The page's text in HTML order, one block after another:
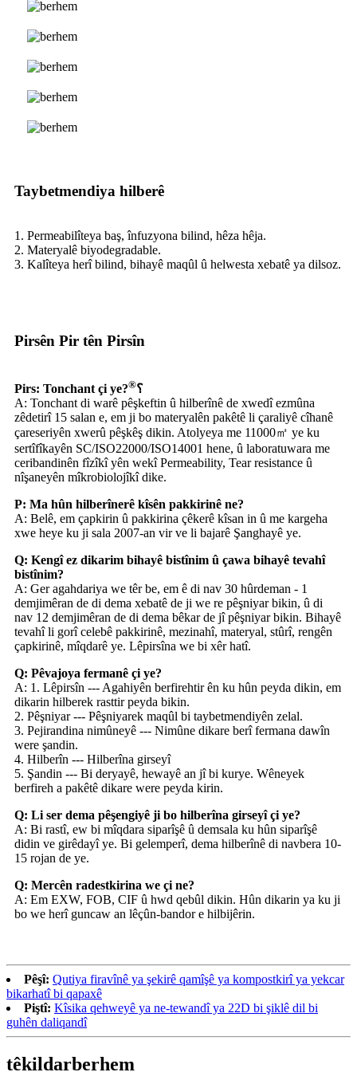
Taybetmendiya hilberê
1. Permeabilîteya baş, înfuzyona bilind, hêza hêja.
2. Materyalê biyodegradable.
3. Kalîteya herî bilind, bihayê maqûl û helwesta xebatê ya dilsoz.
Pirsên Pir tên Pirsîn
Pirs: Tonchant çi ye?®؟
A: Tonchant di warê pêşkeftin û hilberînê de xwedî ezmûna
zêdetirî 15 salan e, em ji bo materyalên pakêtê li çaraliyê cîhanê
çareseriyên xwerû pêşkêş dikin. Atolyeya me 11000㎡ ye ku
sertîfîkayên SC/ISO22000/ISO14001 hene, û laboratuwara me
ceribandinên fîzîkî yên wekî Permeability, Tear resistance û
nîşaneyên mîkrobiolojîkî dike.
P: Ma hûn hilberînerê kîsên pakkirinê ne?
A: Belê, em çapkirin û pakkirina çêkerê kîsan in û me kargeha
xwe heye ku ji sala 2007-an vir ve li bajarê Şanghayê ye.
Q: Kengî ez dikarim bihayê bistînim û çawa bihayê tevahî
bistînim?
A: Ger agahdariya we têr be, em ê di nav 30 hûrdeman - 1
demjimêran de di dema xebatê de ji we re pêşniyar bikin, û di
nav 12 demjimêran de di dema bêkar de jî pêşniyar bikin. Bihayê
tevahî li gorî celebê pakkirinê, mezinahî, materyal, stûrî, rengên
çapkirinê, mîqdarê ye. Lêpirsîna we bi xêr hatî.
Q: Pêvajoya fermanê çi ye?
A: 1. Lêpirsîn --- Agahiyên berfirehtir ên ku hûn peyda dikin, em
dikarin hilberek rasttir peyda bikin.
2. Pêşniyar --- Pêşniyarek maqûl bi taybetmendiyên zelal.
3. Pejirandina nimûneyê --- Nimûne dikare berî fermana dawîn
were şandin.
4. Hilberîn --- Hilberîna girseyî
5. Şandin --- Bi deryayê, hewayê an jî bi kurye. Wêneyek
berfireh a pakêtê dikare were peyda kirin.
Q: Li ser dema pêşengiyê ji bo hilberîna girseyî çi ye?
A: Bi rastî, ew bi mîqdara siparîşê û demsala ku hûn siparîşê
didin ve girêdayî ye. Bi gelemperî, dema hilberînê di navbera 10-
15 rojan de ye.
Q: Mercên radestkirina we çi ne?
A: Em EXW, FOB, CIF û hwd qebûl dikin. Hûn dikarin ya ku ji
bo we herî guncaw an lêçûn-bandor e hilbijêrin.
Pêşî: Qutiya firavînê ya şekirê qamîşê ya kompostkirî ya yekcar
bikarhatî bi qapaxê
Piştî: Kîsika qehweyê ya ne-tewandî ya 22D bi şiklê dil bi
guhên daliqandî
têkildarberhem